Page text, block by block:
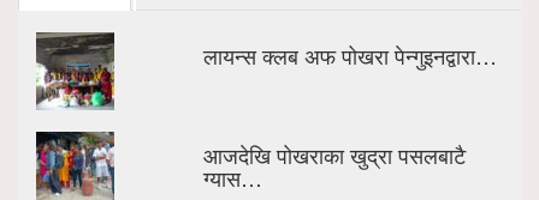
लायन्स क्लब अफ पोखरा पेन्गुइनद्वारा…
आजदेखि पोखराका खुद्रा पसलबाटै
ग्यास…